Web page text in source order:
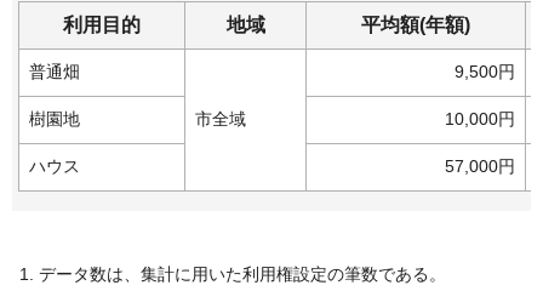
利用目的 地域 平均額(年額)
普通畑
市全域
9,500円
樹園地 10,000円
ハウス 57,000円
データ数は、集計に用いた利用権設定の筆数である。